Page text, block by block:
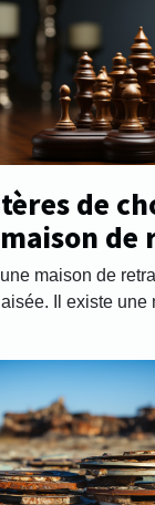
de
maison de
Il existe une